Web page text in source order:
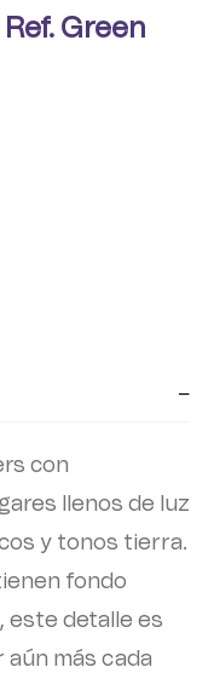
Green
con
llenos de luz
y tonos tierra.
fondo
este detalle es
aún más cada